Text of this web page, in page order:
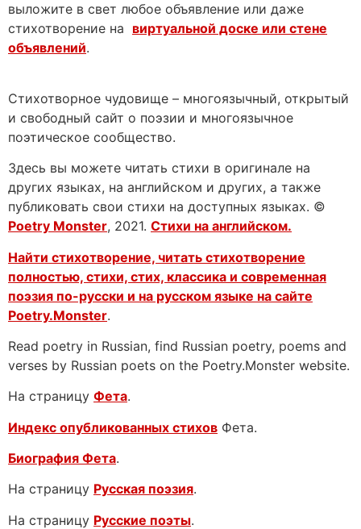
выложите в свет любое объявление или даже
стихотворение на виртуальной доске или стене
объявлений.
Стихотворное чудовище – многоязычный, открытый
и свободный сайт о поэзии и многоязычное
поэтическое сообщество.
Здесь вы можете читать стихи в оригинале на
других языках, на английском и других, а также
публиковать свои стихи на доступных языках. ©
Poetry Monster, 2021. Стихи на английском.
Найти стихотворение, читать стихотворение
полностью, стихи, стих, классика и современная
поэзия по-русски и на русском языке на сайте
Poetry.Monster.
Read poetry in Russian, find Russian poetry, poems and
verses by Russian poets on the Poetry.Monster website.
На страницу Фета.
Индекс опубликованных стихов Фета.
Биография Фета.
На страницу Русская поэзия.
На страницу Русские поэты.